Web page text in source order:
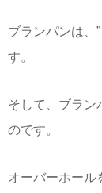
ブランパンは、
す。
そして、ブラン
のです。
オーバーホール